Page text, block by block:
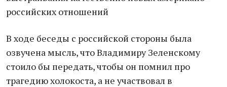
российских отношений
В ходе беседы с российской стороны была
озвучена мысль, что Владимиру Зеленскому
стоило бы передать, чтобы он помнил про
трагедию холокоста, а не участвовал в